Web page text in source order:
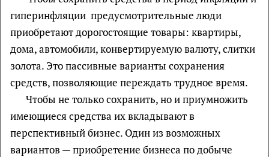
гиперинфляции предусмотрительные люди
приобретают дорогостоящие товары: квартиры,
дома, автомобили, конвертируемую валюту, слитки
золота. Это пассивные варианты сохранения
средств, позволяющие переждать трудное время.
Чтобы не только сохранить, но и приумножить
имеющиеся средства их вкладывают в
перспективный бизнес. Один из возможных
вариантов — приобретение бизнеса по добыче